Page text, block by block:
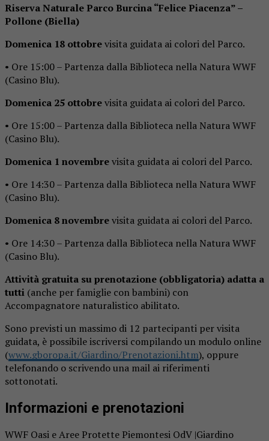
Riserva Naturale Parco Burcina “Felice Piacenza” –
Pollone (Biella)
Domenica 18 ottobrevisita guidata ai colori del Parco.
• Ore 15:00 – Partenza dalla Biblioteca nella Natura WWF
(Casino Blu).
Domenica 25 ottobrevisita guidata ai colori del Parco.
• Ore 15:00 – Partenza dalla Biblioteca nella Natura WWF
(Casino Blu).
Domenica 1 novembrevisita guidata ai colori del Parco.
• Ore 14:30 – Partenza dalla Biblioteca nella Natura WWF
(Casino Blu).
Domenica 8 novembrevisita guidata ai colori del Parco.
• Ore 14:30 – Partenza dalla Biblioteca nella Natura WWF
(Casino Blu).
Attività gratuita su prenotazione (obbligatoria) adatta a
tutti (anche per famiglie con bambini) con
Accompagnatore naturalistico abilitato.
Sono previsti un massimo di 12 partecipanti per visita
guidata, è possibile iscriversi compilando un modulo online
(www.gboropa.it/Giardino/Prenotazioni.htm), oppure
telefonando o scrivendo una mail ai riferimenti
sottonotati.
Informazioni e prenotazioni
WWF Oasi e Aree Protette Piemontesi OdV |Giardino